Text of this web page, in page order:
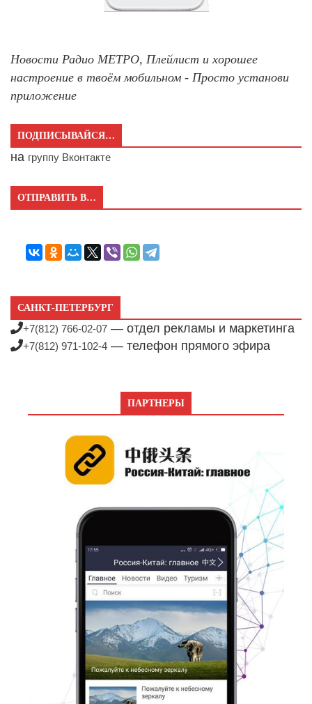
Новости Радио МЕТРО, Плейлист и хорошее
настроение в твоём мобильном - Просто установи
приложение
ПОДПИСЫВАЙСЯ…
на группу Вконтакте
ОТПРАВИТЬ В…
САНКТ-ПЕТЕРБУРГ
+7(812) 766-02-07 — отдел рекламы и маркетинга
+7(812) 971-102-4 — телефон прямого эфира
ПАРТНЕРЫ